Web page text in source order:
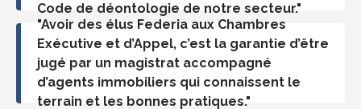
Code de déontologie de notre secteur."
"Avoir des élus Federia aux Chambres
Exécutive et d’Appel, c’est la garantie d’être
jugé par un magistrat accompagné
d’agents immobiliers qui connaissent le
terrain et les bonnes pratiques."